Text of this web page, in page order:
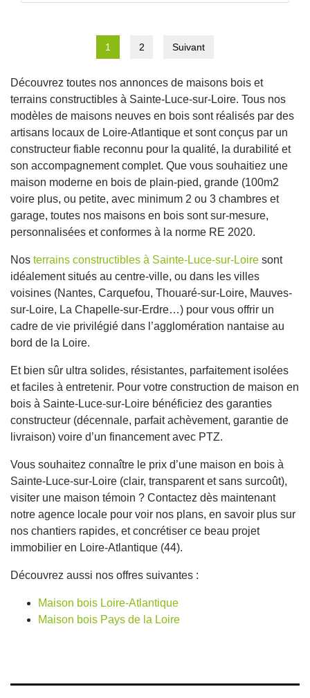
1 2 Suivant
Découvrez toutes nos annonces de maisons bois et
terrains constructibles à Sainte-Luce-sur-Loire. Tous nos
modèles de maisons neuves en bois sont réalisés par des
artisans locaux de Loire-Atlantique et sont conçus par un
constructeur fiable reconnu pour la qualité, la durabilité et
son accompagnement complet. Que vous souhaitiez une
maison moderne en bois de plain-pied, grande (100m2
voire plus, ou petite, avec minimum 2 ou 3 chambres et
garage, toutes nos maisons en bois sont sur-mesure,
personnalisées et conformes à la norme RE 2020.
Nos terrains constructibles à Sainte-Luce-sur-Loire sont
idéalement situés au centre-ville, ou dans les villes
voisines (Nantes, Carquefou, Thouaré-sur-Loire, Mauves-
sur-Loire, La Chapelle-sur-Erdre…) pour vous offrir un
cadre de vie privilégié dans l’agglomération nantaise au
bord de la Loire.
Et bien sûr ultra solides, résistantes, parfaitement isolées
et faciles à entretenir. Pour votre construction de maison en
bois à Sainte-Luce-sur-Loire bénéficiez des garanties
constructeur (décennale, parfait achèvement, garantie de
livraison) voire d’un financement avec PTZ.
Vous souhaitez connaître le prix d’une maison en bois à
Sainte-Luce-sur-Loire (clair, transparent et sans surcoût),
visiter une maison témoin ? Contactez dès maintenant
notre agence locale pour voir nos plans, en savoir plus sur
nos chantiers rapides, et concrétiser ce beau projet
immobilier en Loire-Atlantique (44).
Découvrez aussi nos offres suivantes :
Maison bois Loire-Atlantique
Maison bois Pays de la Loire